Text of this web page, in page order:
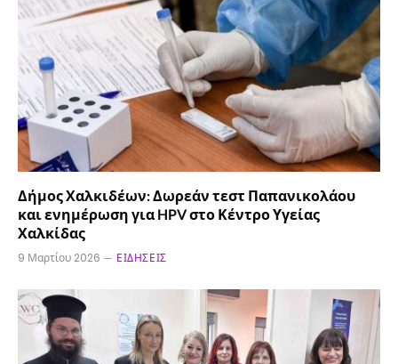
Δήμος Χαλκιδέων: Δωρεάν τεστ Παπανικολάου
και ενημέρωση για HPV στο Κέντρο Υγείας
Χαλκίδας
9 Μαρτίου 2026 ΕΙΔΉΣΕΙΣ